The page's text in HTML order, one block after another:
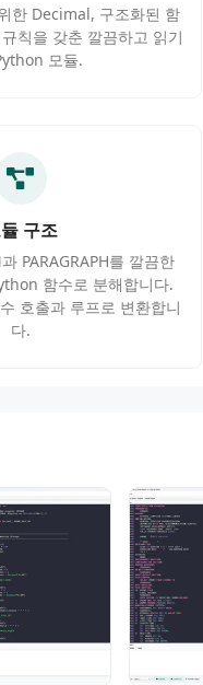
한 Decimal, 구조화된 함
칙을 갖춘 깔끔하고 읽기
모듈.
구조
PARAGRAPH를 깔끔한
함수로 분해합니다.
호출과 루프로 변환합니
다.